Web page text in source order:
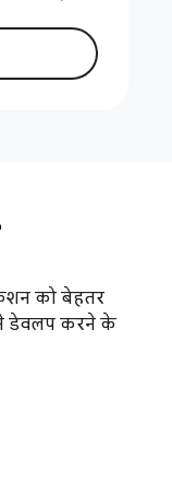
को बेहतर
डेवलप करने के